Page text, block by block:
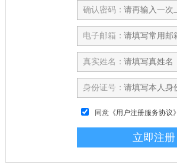
确认密码：
电子邮箱：
真实姓名：
身份证号：
同意 《用户注册服务协议》